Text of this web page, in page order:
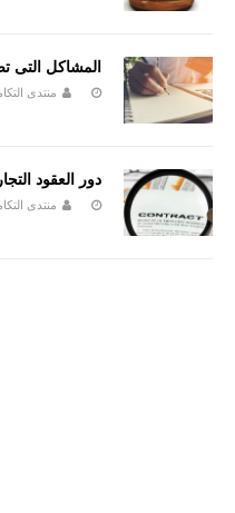
المشاكل التى
منتدى
دور العقود
منتدى